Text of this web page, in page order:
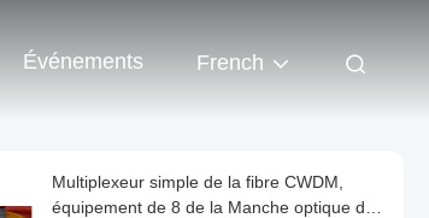
Événements French
Multiplexeur simple de la fibre CWDM,
équipement de 8 de la Manche optique de